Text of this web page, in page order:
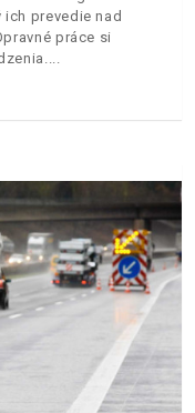
prevedie nad
práce si